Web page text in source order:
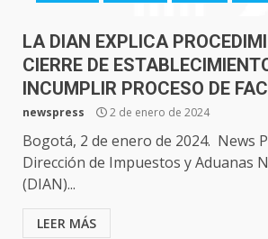
LA DIAN EXPLICA
CIERRE DE
INCUMPLIR PROCESO DE
newspress 2 de enero de 2024
Bogotá, 2 de enero de 2024. News
Dirección de Impuestos y Aduanas
(DIAN)...
LEER MÁS